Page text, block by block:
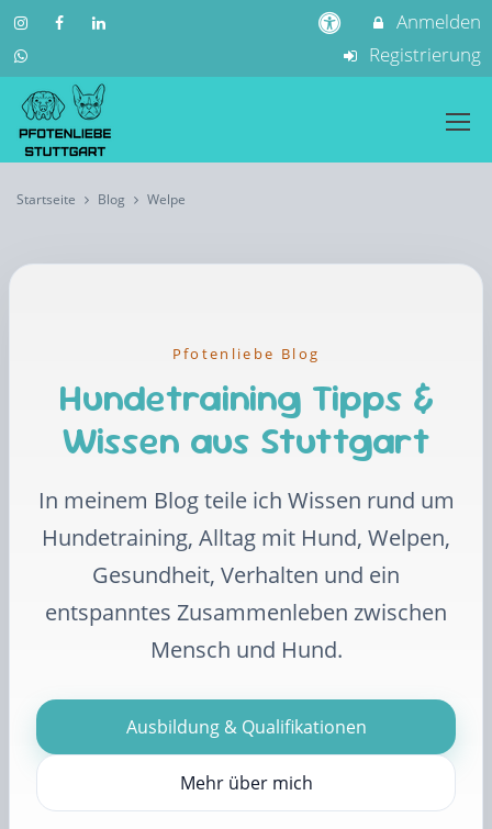
Anmelden
Registrierung
Startseite Blog Welpe
Pfotenliebe Blog
Hundetraining Tipps &
Wissen aus Stuttgart
In meinem Blog teile ich Wissen rund um
Hundetraining, Alltag mit Hund, Welpen,
Gesundheit, Verhalten und ein
entspanntes Zusammenleben zwischen
Mensch und Hund.
Ausbildung & Qualifikationen
Mehr über mich